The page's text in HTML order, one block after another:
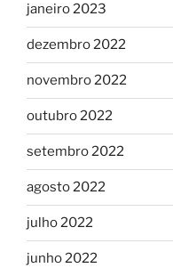
janeiro 2023
dezembro 2022
novembro 2022
outubro 2022
setembro 2022
agosto 2022
julho 2022
junho 2022